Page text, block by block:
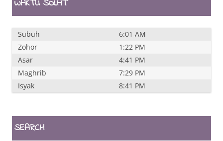
WAKTU SOLAT
Subuh
6:01 AM
Zohor
1:22 PM
Asar
4:41 PM
Maghrib
7:29 PM
Isyak
8:41 PM
SEARCH